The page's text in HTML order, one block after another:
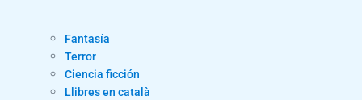
Fantasía
Terror
Ciencia ficción
Llibres en català